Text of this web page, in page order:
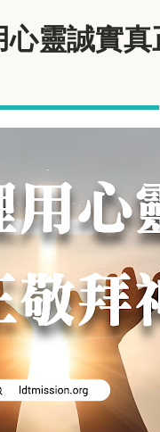
心靈誠實